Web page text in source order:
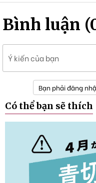
Bình luận
Ý kiến của bạn
Bạn phải đăng
Có thể bạn sẽ thích